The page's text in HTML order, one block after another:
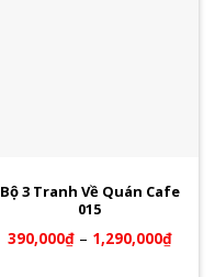
Bộ 3 Tranh Về Quán Cafe
015
390,000₫– 1,290,000₫